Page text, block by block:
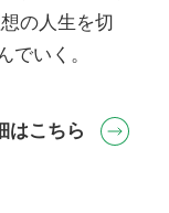
の人生を切
でいく。
はこちら